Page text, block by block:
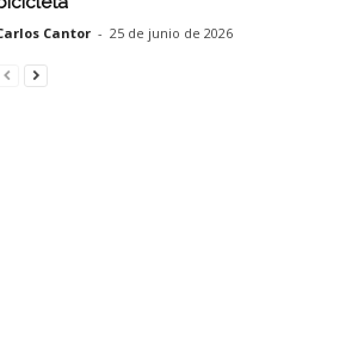
Cantor - 25 de junio de 2026